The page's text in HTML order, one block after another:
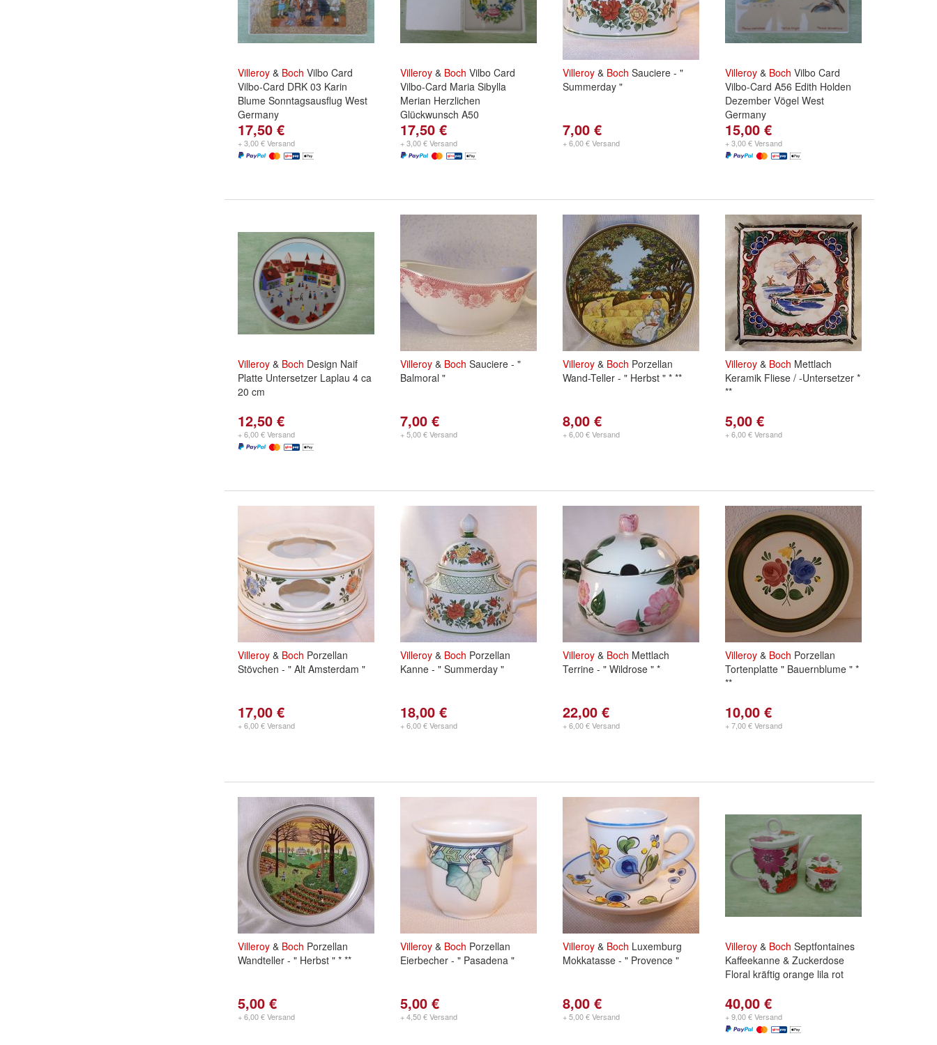
Villeroy & Boch Vilbo Card
Vilbo-Card DRK 03 Karin
Blume Sonntagsausflug West
Germany
17,50 €
+ 3,00 € Versand
Villeroy & Boch Vilbo Card
Vilbo-Card Maria Sibylla
Merian Herzlichen
Glückwunsch A50
17,50 €
+ 3,00 € Versand
Villeroy & Boch Sauciere - "
Summerday "
7,00 €
+ 6,00 € Versand
Villeroy & Boch Vilbo Card
Vilbo-Card A56 Edith Holden
Dezember Vögel West
Germany
15,00 €
+ 3,00 € Versand
Villeroy & Boch Design Naif
Platte Untersetzer Laplau 4 ca
20 cm
12,50 €
+ 6,00 € Versand
Villeroy & Boch Sauciere - "
Balmoral "
7,00 €
+ 5,00 € Versand
Villeroy & Boch Porzellan
Wand-Teller - " Herbst " * **
8,00 €
+ 6,00 € Versand
Villeroy & Boch Mettlach
Keramik Fliese / -Untersetzer *
**
5,00 €
+ 6,00 € Versand
Villeroy & Boch Porzellan
Stövchen - " Alt Amsterdam "
17,00 €
+ 6,00 € Versand
Villeroy & Boch Porzellan
Kanne - " Summerday "
18,00 €
+ 6,00 € Versand
Villeroy & Boch Mettlach
Terrine - " Wildrose " *
22,00 €
+ 6,00 € Versand
Villeroy & Boch Porzellan
Tortenplatte " Bauernblume " *
**
10,00 €
+ 7,00 € Versand
Villeroy & Boch Porzellan
Wandteller - " Herbst " * **
5,00 €
+ 6,00 € Versand
Villeroy & Boch Porzellan
Eierbecher - " Pasadena "
5,00 €
+ 4,50 € Versand
Villeroy & Boch Luxemburg
Mokkatasse - " Provence "
8,00 €
+ 5,00 € Versand
Villeroy & Boch Septfontaines
Kaffeekanne & Zuckerdose
Floral kräftig orange lila rot
40,00 €
+ 9,00 € Versand